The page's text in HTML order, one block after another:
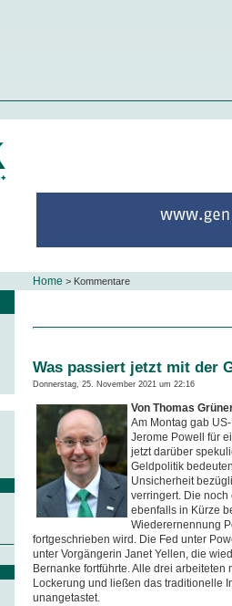
Home > Kommentare
Was passiert jetzt mit der
Donnerstag, 25. November 2021 um 22:16
Von Thomas
Am Montag gab
Jerome Powell für
jetzt darüber
Geldpolitik
Unsicherheit
verringert. Die
ebenfalls in Kürze
Wiederernennung
fortgeschrieben wird. Die Fed unter
unter Vorgängerin Janet Yellen, die
Bernanke fortführte. Alle drei
Lockerung und ließen das traditionelle
unangetastet.